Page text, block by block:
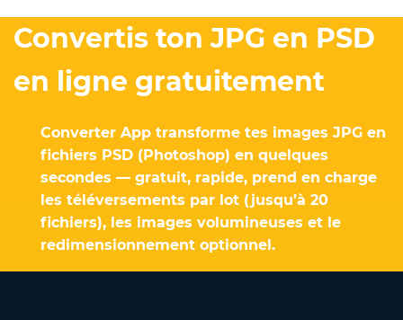
Convertis ton JPG en PSD
en ligne gratuitement
Converter App transforme tes images JPG en
fichiers PSD (Photoshop) en quelques
secondes — gratuit, rapide, prend en charge
les téléversements par lot (jusqu’à 20
fichiers), les images volumineuses et le
redimensionnement optionnel.